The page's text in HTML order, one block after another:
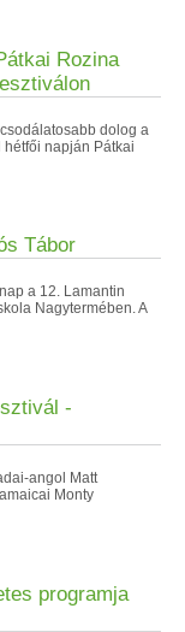
Rozina
dolog a
hétfői napján Pátkai
Tábor
a 12. Lamantin
Nagytermében. A
-
angol Matt
Monty
programja